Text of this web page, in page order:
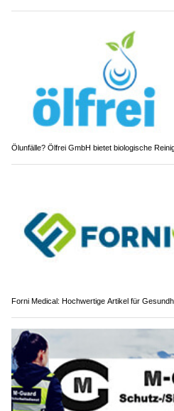
Ölunfälle? Ölfrei GmbH bietet biologische
Forni Medical: Hochwertige Artikel für